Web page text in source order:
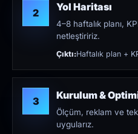
2 Yol Haritası
4–8 haftalık planı,
netleştiririz.
Çıktı:Haftalık plan +
3 Kurulum &
Ölçüm, reklam ve
uygularız.